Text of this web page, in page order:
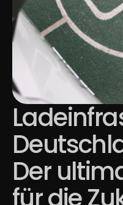
Der